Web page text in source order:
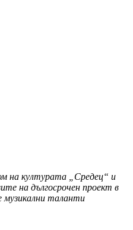
на културата „Средец“ и
на дългосрочен проект в
музикални таланти